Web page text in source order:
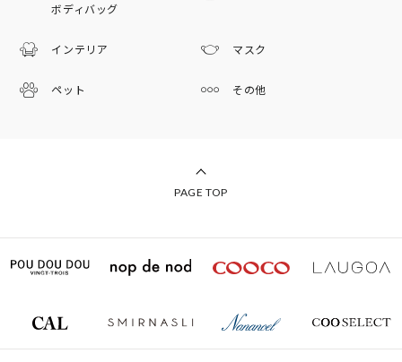
ボディバッグ
インテリア マスク
ペット その他
PAGE TOP